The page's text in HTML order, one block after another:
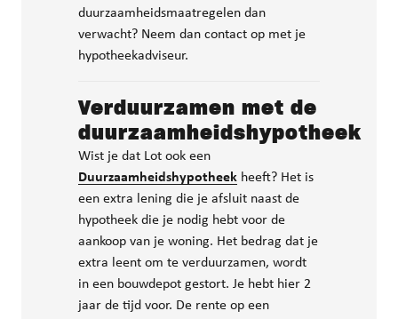
duurzaamheidsmaatregelen dan
verwacht? Neem dan contact op met je
hypotheekadviseur.
Verduurzamen met de
duurzaamheidshypotheek
Wist je dat Lot ook een
Duurzaamheidshypotheek heeft? Het is
een extra lening die je afsluit naast de
hypotheek die je nodig hebt voor de
aankoop van je woning. Het bedrag dat je
extra leent om te verduurzamen, wordt
in een bouwdepot gestort. Je hebt hier 2
jaar de tijd voor. De rente op een